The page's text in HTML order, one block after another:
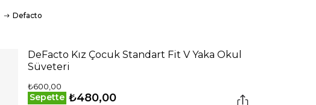
Defacto
DeFacto Kız Çocuk Standart Fit V Yaka Okul
Süveteri
₺600,00
Sepette ₺480,00